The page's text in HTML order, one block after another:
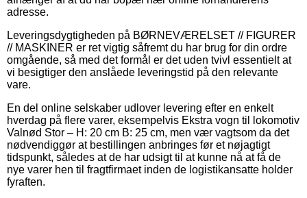
adresse.
Leveringsdygtigheden på BØRNEVÆRELSET // FIGURER
// MASKINER er ret vigtig såfremt du har brug for din ordre
omgående, så med det formål er det uden tvivl essentielt at
vi besigtiger den anslåede leveringstid på den relevante
vare.
En del online selskaber udlover levering efter en enkelt
hverdag på flere varer, eksempelvis Ekstra vogn til lokomotiv
Valnød Stor – H: 20 cm B: 25 cm, men vær vagtsom da det
nødvendiggør at bestillingen anbringes før et nøjagtigt
tidspunkt, således at de har udsigt til at kunne nå at få de
nye varer hen til fragtfirmaet inden de logistikansatte holder
fyraften.